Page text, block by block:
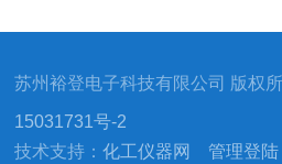
苏州裕登电子科技有限公司 版
15031731号-2
技术支持：化工仪器网 管理登陆